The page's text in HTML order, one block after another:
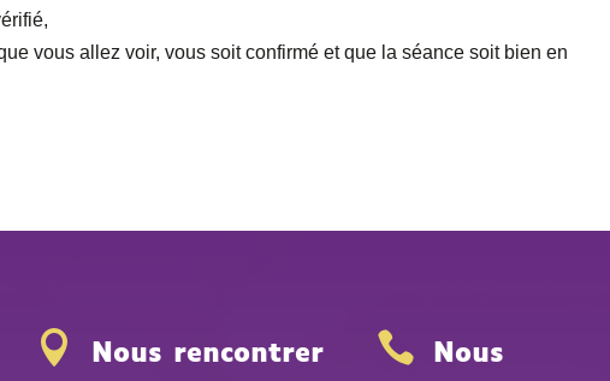
vous allez voir, vous soit confirmé et que la séance soit bien en
 Nous rencontrer 
Nous